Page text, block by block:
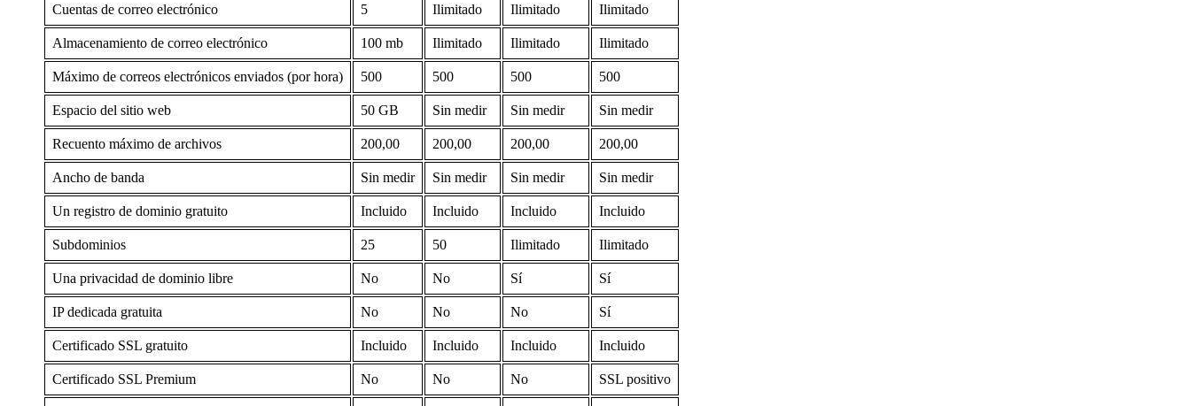
Cuentas de correo electrónico 5 Ilimitado Ilimitado Ilimitado
Almacenamiento de correo electrónico 100 mb Ilimitado Ilimitado Ilimitado
Máximo de correos electrónicos enviados (por hora) 500 500 500 500
Espacio del sitio web 50 GB Sin medir Sin medir Sin medir
Recuento máximo de archivos 200,00 200,00 200,00 200,00
Ancho de banda Sin medir Sin medir Sin medir Sin medir
Un registro de dominio gratuito Incluido Incluido Incluido Incluido
Subdominios 25 50 Ilimitado Ilimitado
Una privacidad de dominio libre No No Sí Sí
IP dedicada gratuita No No No Sí
Certificado SSL gratuito Incluido Incluido Incluido Incluido
Certificado SSL Premium No No No SSL positivo